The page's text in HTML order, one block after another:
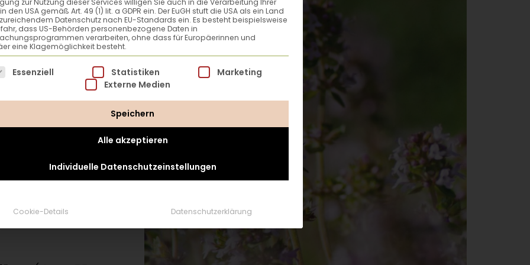
übergießen
den USA gemäß Art. 49 (1) lit. a GDPR ein. Der EuGH stuft die USA als ein Land
Datenschutz nach EU-Standards ein. Es besteht beispielsweise
dass US-Behörden personenbezogene Daten in
verarbeiten, ohne dass für Europäerinnen und
eine Klagemöglichkeit besteht.
eine Liste der Service-Gruppen, für die eine Einwilligung erteilt werden kann. Die erste Service-Gruppe ist
Essenziell Statistiken
Marketing
Externe Medien
Speichern
Alle akzeptieren
Individuelle Datenschutzeinstellungen
Cookie-Details Datenschutzerklärung